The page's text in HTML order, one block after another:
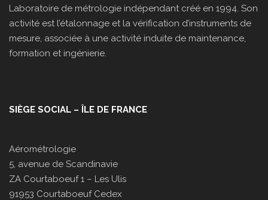
Laboratoire de métrologie indépendant créé en 1994. Son
activité est l’étalonnage et la vérification d’instruments de
mesure, associée à une activité induite de maintenance,
formation et ingénierie.
SIÈGE SOCIAL – ÎLE DE FRANCE
Aérométrologie
5, avenue de Scandinavie
ZA Courtaboeuf 1 – Les Ulis
91953 Courtaboeuf Cedex